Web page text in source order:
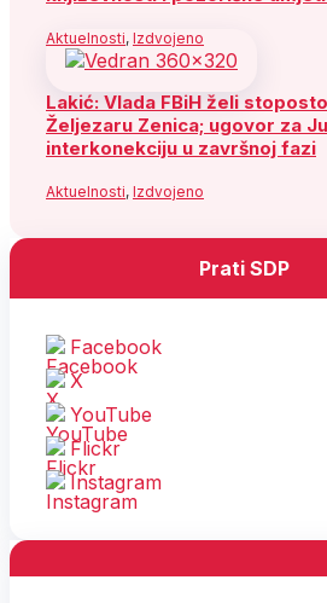
Aktuelnosti, Izdvojeno
Lakić: Vlada FBiH želi
Željezaru Zenica; ugovor za
interkonekciju u završnoj fazi
Aktuelnosti, Izdvojeno
Prati SDP
Facebook
X
YouTube
Flickr
Instagram